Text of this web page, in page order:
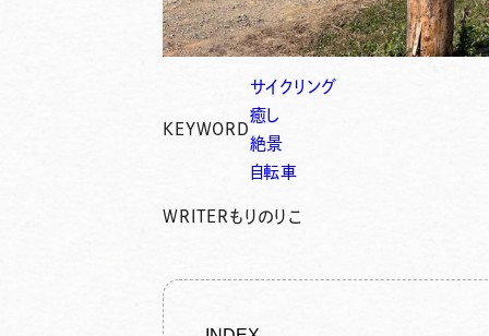
KEYWORD
サイクリング
癒し
絶景
自転車
WRITER もりのりこ